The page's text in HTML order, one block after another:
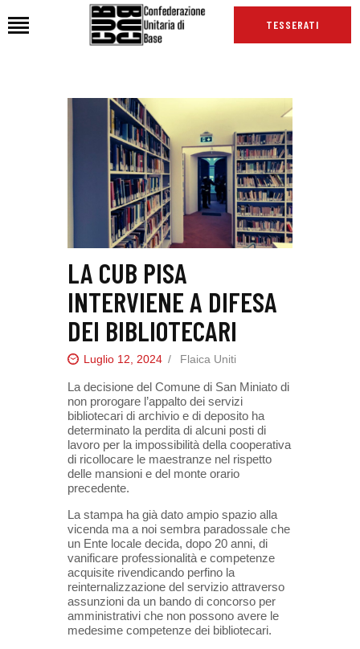
TESSERATI
HOME
CHI SIAMO
PODCAST CUB
TG CUB
INTERNAZIONALE
RASSEGNA STAMPA
LA CUB PISA
INTERVIENE A DIFESA
DEI BIBLIOTECARI
Luglio 12, 2024 Flaica Uniti
La decisione del Comune di San Miniato di
non prorogare l’appalto dei servizi
bibliotecari di archivio e di deposito ha
determinato la perdita di alcuni posti di
lavoro per la impossibilità della cooperativa
di ricollocare le maestranze nel rispetto
delle mansioni e del monte orario
precedente.
La stampa ha già dato ampio spazio alla
vicenda ma a noi sembra paradossale che
un Ente locale decida, dopo 20 anni, di
vanificare professionalità e competenze
acquisite rivendicando perfino la
reinternalizzazione del servizio attraverso
assunzioni da un bando di concorso per
amministrativi che non possono avere le
medesime competenze dei bibliotecari.